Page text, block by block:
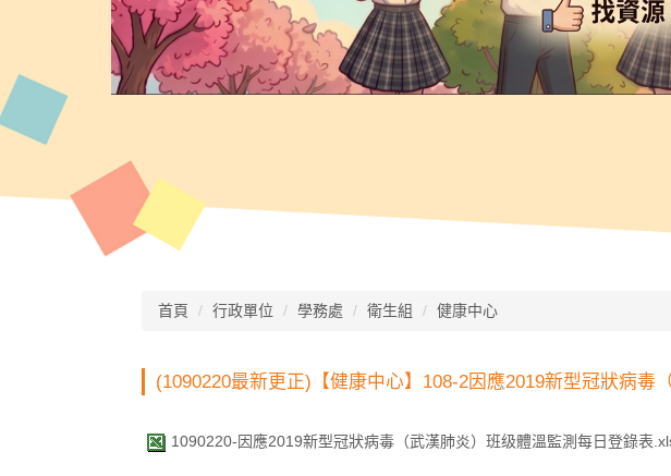
首頁 行政單位 學務處 衛生組 健康中心
(1090220最新更正)【健康中心】108-2因應2019新型冠狀病毒
1090220-因應2019新型冠狀病毒（武漢肺炎）班级體溫監測每日登錄表